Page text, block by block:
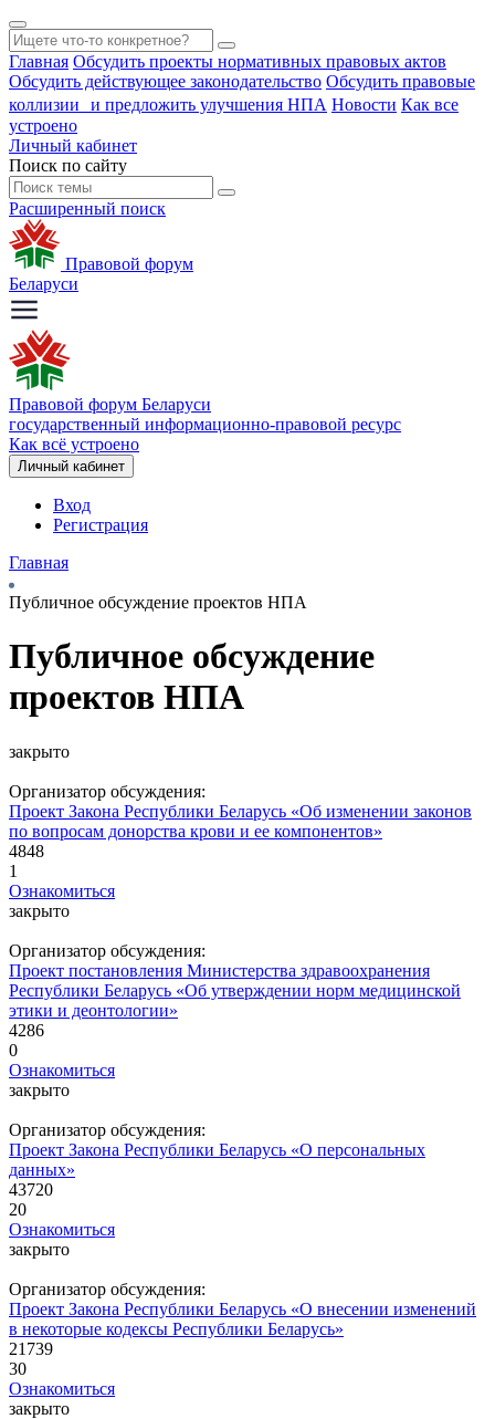
Главная Обсудить проекты нормативных правовых актов
Обсудить действующее законодательство Обсудить правовые
коллизии и предложить улучшения НПА Новости Как все
устроено
Личный кабинет
Поиск по сайту
Расширенный поиск
Правовой форум
Беларуси
Правовой форум Беларуси
государственный информационно-правовой ресурс
Как всё устроено
Личный кабинет
Вход
Регистрация
Главная
Публичное обсуждение проектов НПА
Публичное обсуждение
проектов НПА
закрыто
Организатор обсуждения:
Проект Закона Республики Беларусь «Об изменении законов
по вопросам донорства крови и ее компонентов»
4848
1
Ознакомиться
закрыто
Организатор обсуждения:
Проект постановления Министерства здравоохранения
Республики Беларусь «Об утверждении норм медицинской
этики и деонтологии»
4286
0
Ознакомиться
закрыто
Организатор обсуждения:
Проект Закона Республики Беларусь «О персональных
данных»
43720
20
Ознакомиться
закрыто
Организатор обсуждения:
Проект Закона Республики Беларусь «О внесении изменений
в некоторые кодексы Республики Беларусь»
21739
30
Ознакомиться
закрыто